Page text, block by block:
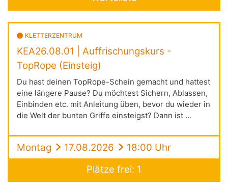
KLETTERZENTRUM
KEA26.08.01 | Auffrischungskurs -
TopRope (Einsteig)
Du hast deinen TopRope-Schein gemacht und hattest
eine längere Pause? Du möchtest Sichern, Ablassen,
Einbinden etc. mit Anleitung üben, bevor du wieder in
die Welt der bunten Griffe einsteigst? Dann ist ...
Montag 17.08.2026
18:00 Uhr
Plätze frei: 1